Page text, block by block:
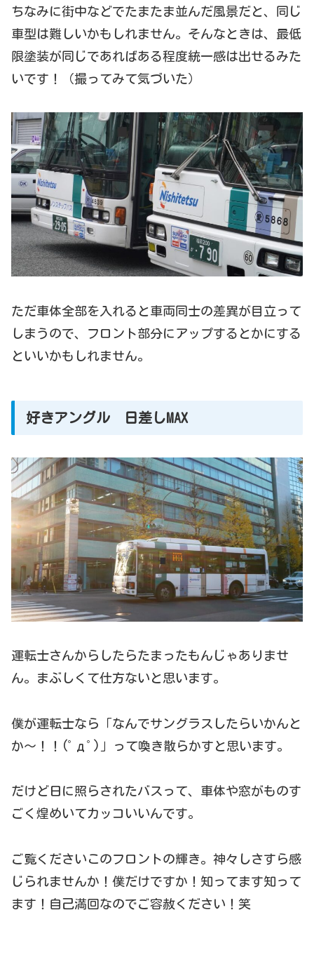
ちなみに街中などでたまたま並んだ風景だと、同じ
車型は難しいかもしれません。そんなときは、最低
限塗装が同じであればある程度統一感は出せるみた
いです！（撮ってみて気づいた）
ただ車体全部を入れると車両同士の差異が目立って
しまうので、フロント部分にアップするとかにする
といいかもしれません。
好きアングル 日差しMAX
運転士さんからしたらたまったもんじゃありませ
ん。まぶしくて仕方ないと思います。
僕が運転士なら「なんでサングラスしたらいかんと
か～！！(ﾟдﾟ)」って喚き散らかすと思います。
だけど日に照らされたバスって、車体や窓がものす
ごく煌めいてカッコいいんです。
ご覧くださいこのフロントの輝き。神々しさすら感
じられませんか！僕だけですか！知ってます知って
ます！自己満回なのでご容赦ください！笑